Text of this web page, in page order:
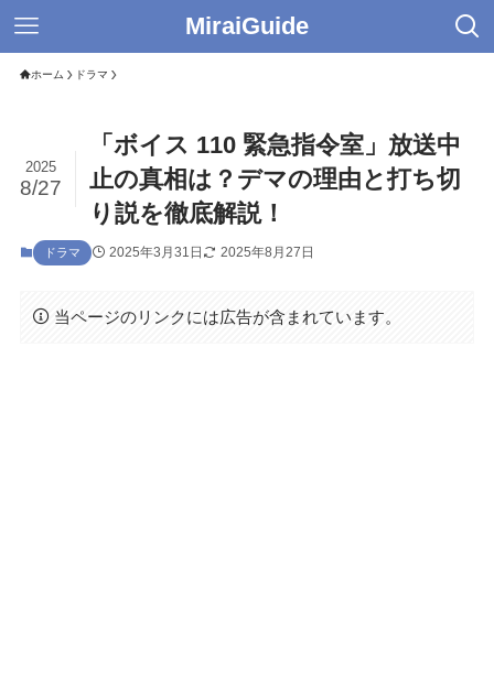
MiraiGuide
ホーム ドラマ
「ボイス 110 緊急指令室」放送中
止の真相は？デマの理由と打ち切
り説を徹底解説！
2025
8/27
ドラマ 2025年3月31日 2025年8月27日
当ページのリンクには広告が含まれています。